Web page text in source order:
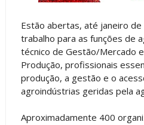
Estão abertas, até janeiro
trabalho para as funções de
técnico de Gestão/Mercado
Produção, profissionais
produção, a gestão e o
agroindústrias geridas pela
Aproximadamente 400